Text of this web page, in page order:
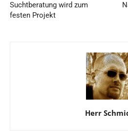
Suchtberatung wird zum
festen Projekt
Herr